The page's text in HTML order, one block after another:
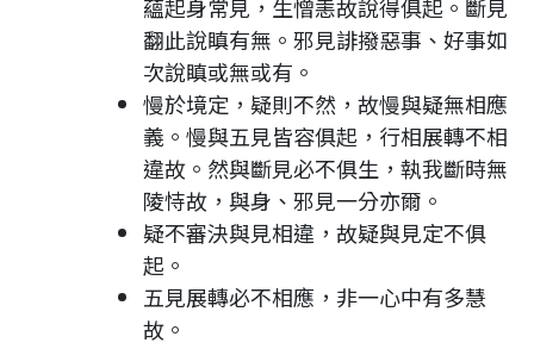
蘊起身常見，生憎恚故說得俱起。斷見
翻此說瞋有無。邪見誹撥惡事、好事如
次說瞋或無或有。
慢於境定，疑則不然，故慢與疑無相應
義。慢與五見皆容俱起，行相展轉不相
違故。然與斷見必不俱生，執我斷時無
陵恃故，與身、邪見一分亦爾。
疑不審決與見相違，故疑與見定不俱
起。
五見展轉必不相應，非一心中有多慧
故。